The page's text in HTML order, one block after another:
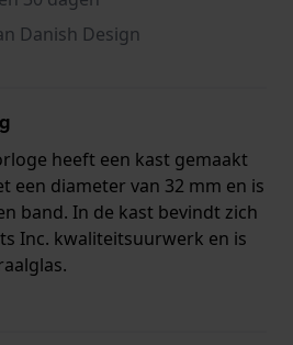
Danish Design
heeft een kast gemaakt
een diameter van 32 mm en is
band. In de kast bevindt zich
Inc. kwaliteitsuurwerk en is